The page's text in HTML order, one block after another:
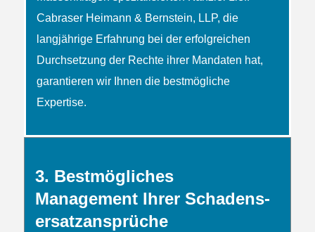
Cabraser Heimann & Bernstein, LLP, die
langjährige Erfahrung bei der erfolgreichen
Durchsetzung der Rechte ihrer Mandaten hat,
garantieren wir Ihnen die bestmögliche
Expertise.
3. Bestmögliches
Management Ihrer Schadens­
ersatz­ansprüche